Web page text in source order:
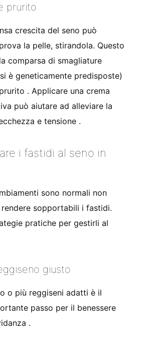
prurito
crescita del seno può
la pelle, stirandola. Questo
comparsa di smagliature
è geneticamente predisposte)
. Applicare una crema
può aiutare ad alleviare la
e tensione .
i fastidi al seno in
sono normali non
sopportabili i fastidi.
pratiche per gestirli al
giusto
o più reggiseni adatti è il
passo per il benessere
.